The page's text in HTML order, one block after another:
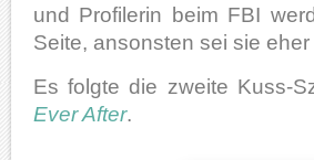
und Profilerin beim FBI
Seite, ansonsten sei sie eher
Es folgte die zweite Kuss-
Ever After.